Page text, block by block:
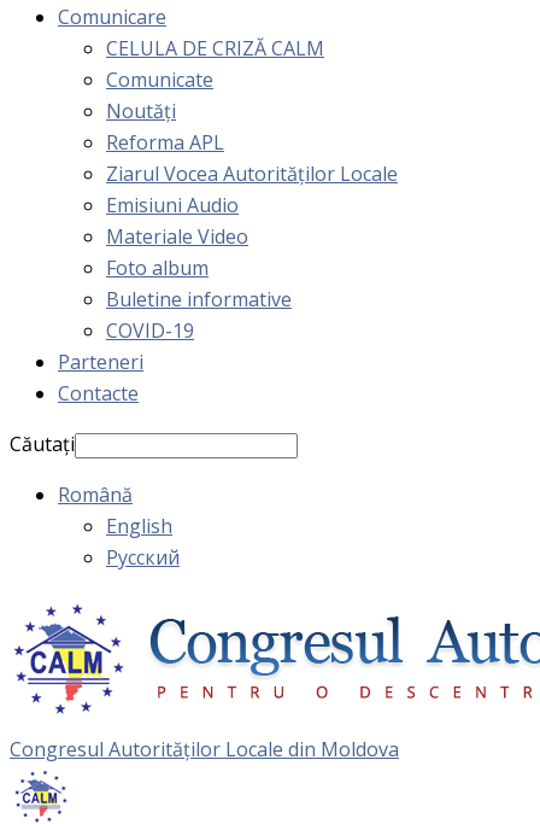
Comunicare
CELULA DE CRIZĂ CALM
Comunicate
Noutăți
Reforma APL
Ziarul Vocea Autorităților Locale
Emisiuni Audio
Materiale Video
Foto album
Buletine informative
COVID-19
Parteneri
Contacte
Căutați
Română
English
Русский
Congresul Autorităţilor Locale din Moldova